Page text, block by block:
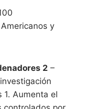
Americanos y
2 –
1. Aumenta el